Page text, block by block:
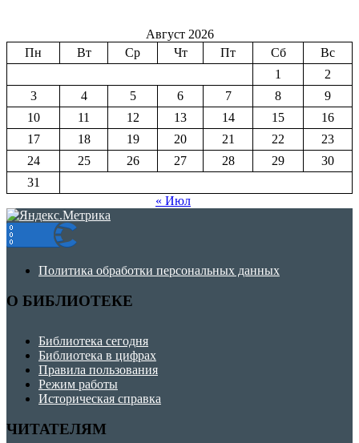
Август 2026
Пн
Вт Ср Чт Пт Сб
Вс
1
2
3
4 5 6 7 8
9
10
11 12 13 14 15
16
17
18 19 20 21 22
23
24
25 26 27 28 29
30
31
« Июл
Политика обработки персональных данных
О БИБЛИОТЕКЕ
Библиотека сегодня
Библиотека в цифрах
Правила пользования
Режим работы
Историческая справка
ЧИТАТЕЛЯМ